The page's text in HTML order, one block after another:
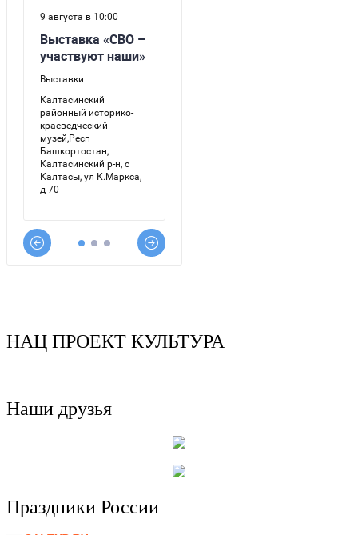
НАЦ ПРОЕКТ КУЛЬТУРА
Наши друзья
Праздники России